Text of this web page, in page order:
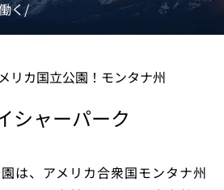
く/
リカ国立公園！モンタナ州
シャーパーク
は、アメリカ合衆国モンタナ州